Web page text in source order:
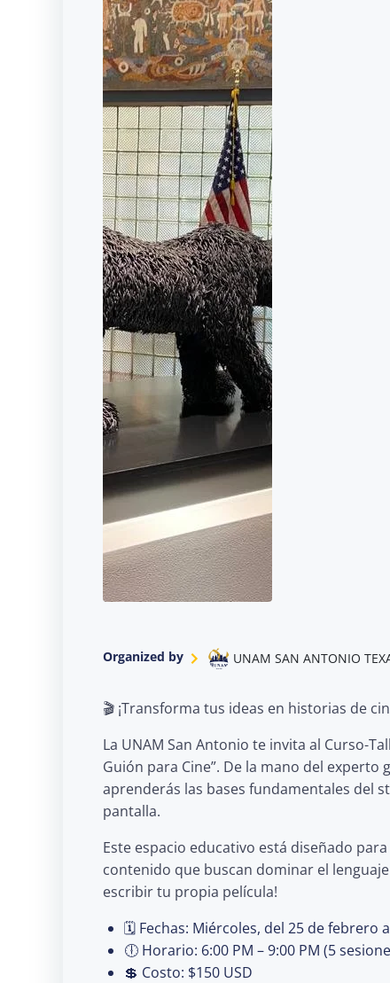
Organized by UNAM SAN ANTONIO
🎬 ¡Transforma tus ideas en historias de
La UNAM San Antonio te invita al Curso-
Guión para Cine”. De la mano del
aprenderás las bases fundamentales del
pantalla.
Este espacio educativo está diseñado
contenido que buscan dominar el
escribir tu propia película!
🗓️ Fechas: Miércoles, del 25 de febrero
🕕 Horario: 6:00 PM – 9:00 PM (5
💲 Costo: $150 USD